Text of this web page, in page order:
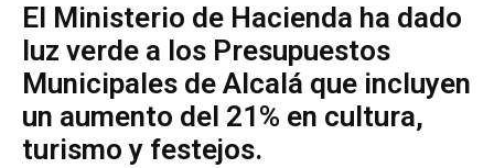
El Ministerio de Hacienda ha dado
luz verde a los Presupuestos
Municipales de Alcalá que incluyen
un aumento del 21% en cultura,
turismo y festejos.